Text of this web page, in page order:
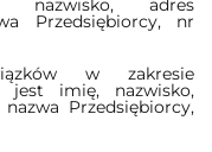
nazwisko, adres
Przedsiębiorcy, nr
w zakresie
jest imię, nazwisko,
Przedsiębiorcy,